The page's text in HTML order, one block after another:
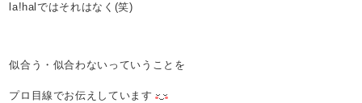
la!halではそれはなく(笑)
似合う・似合わないっていうことを
プロ目線でお伝えしています